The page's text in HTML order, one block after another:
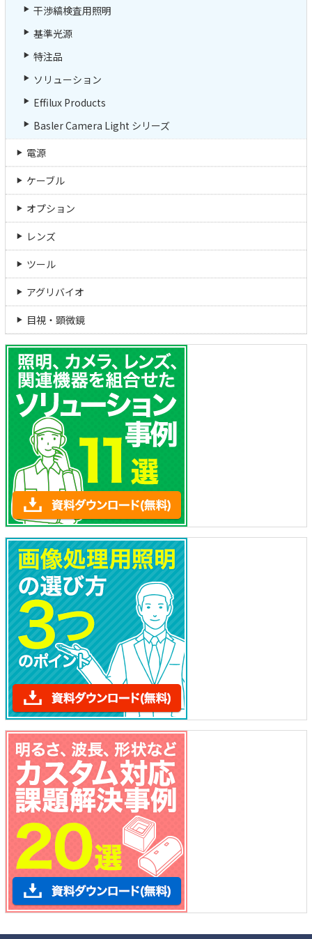
干渉縞検査用照明
基準光源
特注品
ソリューション
Effilux Products
Basler Camera Light シリーズ
電源
ケーブル
オプション
レンズ
ツール
アグリバイオ
目視・顕微鏡